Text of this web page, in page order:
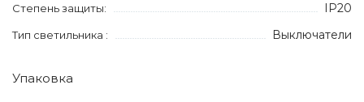
Степень защиты: IP20
Тип светильника : Выключатели
Упаковка